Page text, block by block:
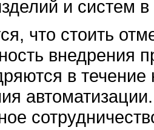
и систем
что стоить
внедрения
в